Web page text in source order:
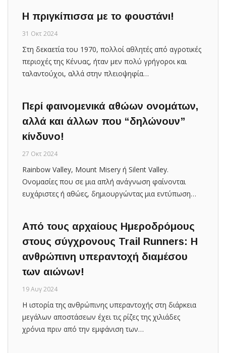
Η πριγκίπισσα με το φουστάνι!
31 Οκτ 2024
Στη δεκαετία του 1970, πολλοί αθλητές από αγροτικές
περιοχές της Κένυας, ήταν μεν πολύ γρήγοροι και
ταλαντούχοι, αλλά στην πλειοψηφία…
Περί φαινομενικά αθώων ονομάτων,
αλλά και άλλων που “δηλώνουν”
κίνδυνο!
27 Οκτ 2024
Rainbow Valley, Mount Misery ή Silent Valley.
Ονομασίες που σε μια απλή ανάγνωση φαίνονται
ευχάριστες ή αθώες, δημιουργώντας μια εντύπωση…
Από τους αρχαίους Ημεροδρόμους
στους σύγχρονους Trail Runners: Η
ανθρώπινη υπεραντοχή διαμέσου
των αιώνων!
19 Αυγ 2024
Η ιστορία της ανθρώπινης υπεραντοχής στη διάρκεια
μεγάλων αποστάσεων έχει τις ρίζες της χιλιάδες
χρόνια πριν από την εμφάνιση των…